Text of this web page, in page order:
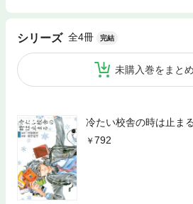
シリーズ 全4冊 完結
未購入巻をまと
冷たい校舎の時は止まる
792